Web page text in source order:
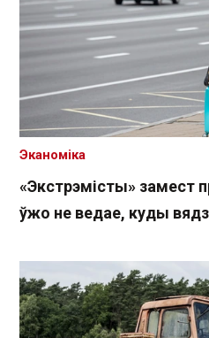
«Экстрэмісты» замест
ўжо не ведае, куды
Эканоміка